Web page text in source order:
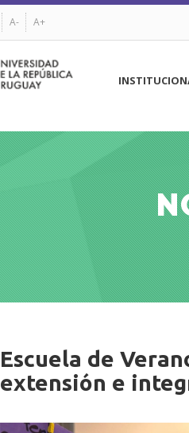
A- A+
principal
Escuela de
extensión e
Imagen/Afiche
Cuerpo